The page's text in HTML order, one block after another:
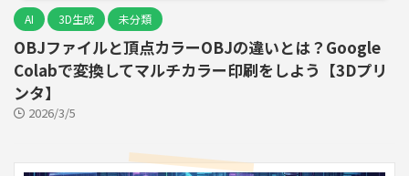
AI 3D生成 未分類
OBJファイルと頂点カラーOBJの違いとは？Google
Colabで変換してマルチカラー印刷をしよう【3Dプリ
ンタ】
2026/3/5